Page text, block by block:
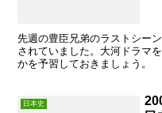
先週の豊臣兄弟のラストシー
されていました。大河ドラマ
かを予習しておきましょう。
日本史